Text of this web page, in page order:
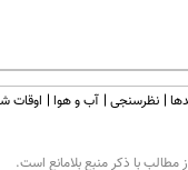
نظرسنجی آب و هوا اوقات
با ذكر منبع بلامانع است.